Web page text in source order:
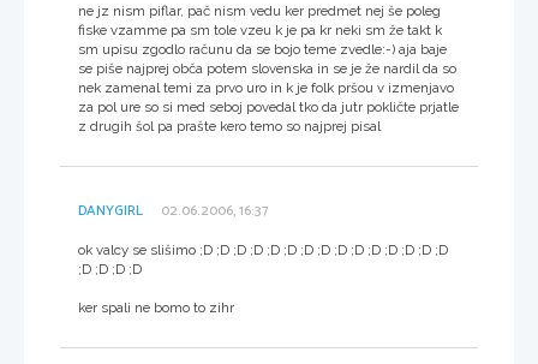
ne jz nism piflar, pač nism vedu ker predmet nej še poleg
fiske vzamme pa sm tole vzeu k je pa kr neki sm že takt k
sm upisu zgodlo računu da se bojo teme zvedle:-) aja baje
se piše najprej obča potem slovenska in se je že nardil da so
nek zamenal temi za prvo uro in k je folk pršou v izmenjavo
za pol ure so si med seboj povedal tko da jutr pokličte prjatle
z drugih šol pa prašte kero temo so najprej pisal
DANYGIRL 02.06.2006, 16:37
ok valcy se slišimo ;D ;D ;D ;D ;D ;D ;D ;D ;D ;D ;D ;D ;D ;D ;D
;D ;D ;D ;D
ker spali ne bomo to zihr